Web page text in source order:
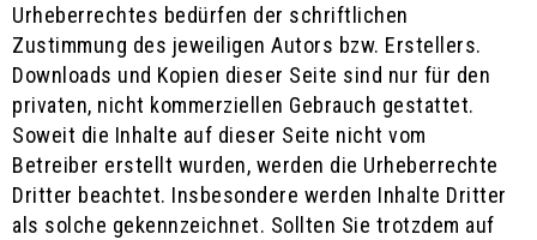
Urheberrechtes bedürfen der schriftlichen
Zustimmung des jeweiligen Autors bzw. Erstellers.
Downloads und Kopien dieser Seite sind nur für den
privaten, nicht kommerziellen Gebrauch gestattet.
Soweit die Inhalte auf dieser Seite nicht vom
Betreiber erstellt wurden, werden die Urheberrechte
Dritter beachtet. Insbesondere werden Inhalte Dritter
als solche gekennzeichnet. Sollten Sie trotzdem auf